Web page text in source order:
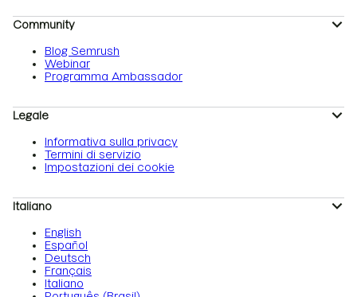
Community
Blog Semrush
Webinar
Programma Ambassador
Legale
Informativa sulla privacy
Termini di servizio
Impostazioni dei cookie
Italiano
English
Español
Deutsch
Français
Italiano